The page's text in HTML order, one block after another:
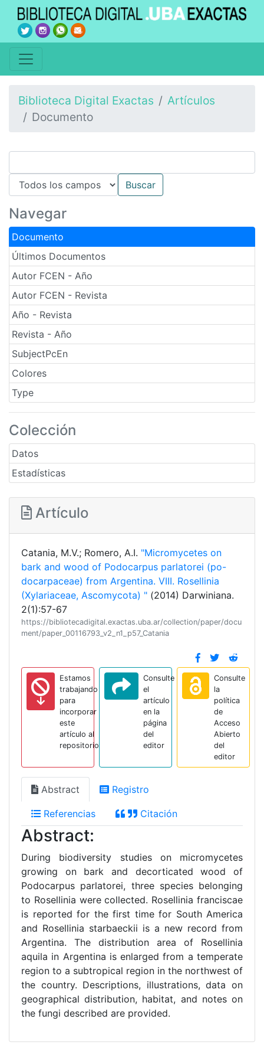
Biblioteca Digital Exactas
Artículos
Documento
Navegar
Documento
Últimos Documentos
Autor FCEN - Año
Autor FCEN - Revista
Año - Revista
Revista - Año
SubjectPcEn
Colores
Type
Colección
Datos
Estadísticas
Artículo
Catania, M.V.; Romero, A.I. "Micromycetes on
bark and wood of Podocarpus parlatorei (po-
docarpaceae) from Argentina. VIII. Rosellinia
(Xylariaceae, Ascomycota) " (2014) Darwiniana.
2(1):57-67
https://bibliotecadigital.exactas.uba.ar/collection/paper/docu
ment/paper_00116793_v2_n1_p57_Catania
Estamos
trabajando
para
incorporar
este
artículo al
repositorio
Consulte
el
artículo
en la
página
del
editor
Consulte
la
política
de
Acceso
Abierto
del
editor
Abstract Registro
Referencias Citación
Abstract:
During biodiversity studies on micromycetes
growing on bark and decorticated wood of
Podocarpus parlatorei, three species belonging
to Rosellinia were collected. Rosellinia franciscae
is reported for the first time for South America
and Rosellinia starbaeckii is a new record from
Argentina. The distribution area of Rosellinia
aquila in Argentina is enlarged from a temperate
region to a subtropical region in the northwest of
the country. Descriptions, illustrations, data on
geographical distribution, habitat, and notes on
the fungi described are provided.